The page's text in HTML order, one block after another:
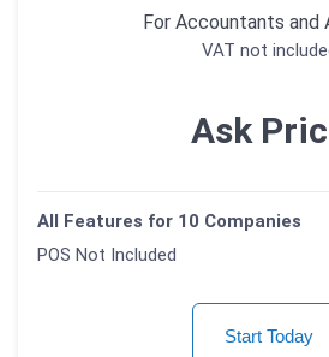
For Accountants and
VAT not
Ask
All Features for 10 Companies
POS Not Included
Start Today